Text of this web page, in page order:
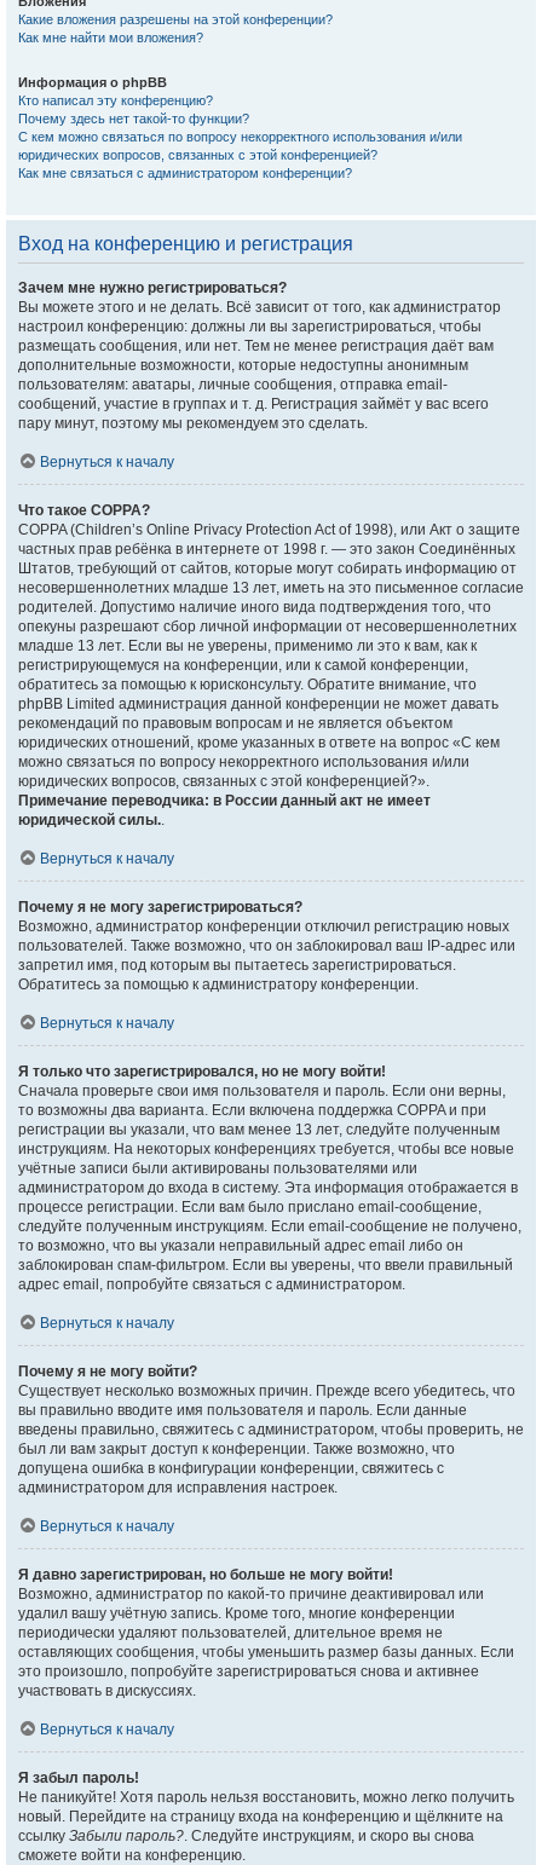
Какие вложения разрешены на этой конференции?
Как мне найти мои вложения?
Информация о phpBB
Кто написал эту конференцию?
Почему здесь нет такой-то функции?
С кем можно связаться по вопросу некорректного использования и/или
юридических вопросов, связанных с этой конференцией?
Как мне связаться с администратором конференции?
Вход на конференцию и регистрация
Зачем мне нужно регистрироваться?
Вы можете этого и не делать. Всё зависит от того, как администратор
настроил конференцию: должны ли вы зарегистрироваться, чтобы
размещать сообщения, или нет. Тем не менее регистрация даёт вам
дополнительные возможности, которые недоступны анонимным
пользователям: аватары, личные сообщения, отправка email-
сообщений, участие в группах и т. д. Регистрация займёт у вас всего
пару минут, поэтому мы рекомендуем это сделать.
Вернуться к началу
Что такое COPPA?
COPPA (Children’s Online Privacy Protection Act of 1998), или Акт о защите
частных прав ребёнка в интернете от 1998 г. — это закон Соединённых
Штатов, требующий от сайтов, которые могут собирать информацию от
несовершеннолетних младше 13 лет, иметь на это письменное согласие
родителей. Допустимо наличие иного вида подтверждения того, что
опекуны разрешают сбор личной информации от несовершеннолетних
младше 13 лет. Если вы не уверены, применимо ли это к вам, как к
регистрирующемуся на конференции, или к самой конференции,
обратитесь за помощью к юрисконсульту. Обратите внимание, что
phpBB Limited администрация данной конференции не может давать
рекомендаций по правовым вопросам и не является объектом
юридических отношений, кроме указанных в ответе на вопрос «С кем
можно связаться по вопросу некорректного использования и/или
юридических вопросов, связанных с этой конференцией?».
Примечание переводчика: в России данный акт не имеет
юридической силы..
Вернуться к началу
Почему я не могу зарегистрироваться?
Возможно, администратор конференции отключил регистрацию новых
пользователей. Также возможно, что он заблокировал ваш IP-адрес или
запретил имя, под которым вы пытаетесь зарегистрироваться.
Обратитесь за помощью к администратору конференции.
Вернуться к началу
Я только что зарегистрировался, но не могу войти!
Сначала проверьте свои имя пользователя и пароль. Если они верны,
то возможны два варианта. Если включена поддержка COPPA и при
регистрации вы указали, что вам менее 13 лет, следуйте полученным
инструкциям. На некоторых конференциях требуется, чтобы все новые
учётные записи были активированы пользователями или
администратором до входа в систему. Эта информация отображается в
процессе регистрации. Если вам было прислано email-сообщение,
следуйте полученным инструкциям. Если email-сообщение не получено,
то возможно, что вы указали неправильный адрес email либо он
заблокирован спам-фильтром. Если вы уверены, что ввели правильный
адрес email, попробуйте связаться с администратором.
Вернуться к началу
Почему я не могу войти?
Существует несколько возможных причин. Прежде всего убедитесь, что
вы правильно вводите имя пользователя и пароль. Если данные
введены правильно, свяжитесь с администратором, чтобы проверить, не
был ли вам закрыт доступ к конференции. Также возможно, что
допущена ошибка в конфигурации конференции, свяжитесь с
администратором для исправления настроек.
Вернуться к началу
Я давно зарегистрирован, но больше не могу войти!
Возможно, администратор по какой-то причине деактивировал или
удалил вашу учётную запись. Кроме того, многие конференции
периодически удаляют пользователей, длительное время не
оставляющих сообщения, чтобы уменьшить размер базы данных. Если
это произошло, попробуйте зарегистрироваться снова и активнее
участвовать в дискуссиях.
Вернуться к началу
Я забыл пароль!
Не паникуйте! Хотя пароль нельзя восстановить, можно легко получить
новый. Перейдите на страницу входа на конференцию и щёлкните на
ссылку Забыли пароль?. Следуйте инструкциям, и скоро вы снова
сможете войти на конференцию.